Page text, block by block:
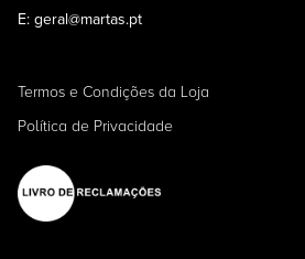
E: geral@martas.pt
Termos e Condições da Loja
Política de Privacidade